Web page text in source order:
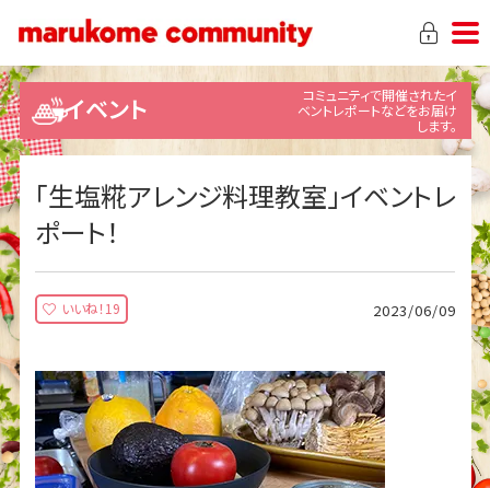
イベント
コミュニティで開催されたイ
ベントレポートなどをお届け
します。
「生塩糀アレンジ料理教室」イベントレ
ポート！
いいね！19 2023/06/09